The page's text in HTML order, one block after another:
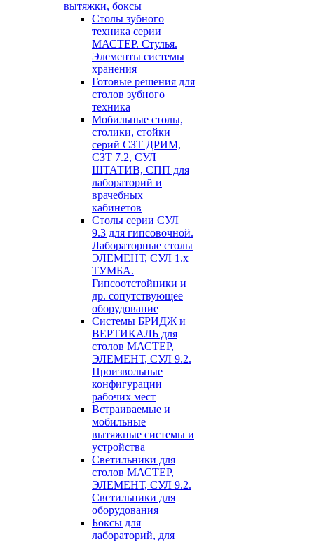
вытяжки, боксы
Столы зубного
техника серии
МАСТЕР. Стулья.
Элементы системы
хранения
Готовые решения для
столов зубного
техника
Мобильные столы,
столики, стойки
серий СЗТ ДРИМ,
СЗТ 7.2, СУЛ
ШТАТИВ, СПП для
лабораторий и
врачебных
кабинетов
Столы серии СУЛ
9.3 для гипсовочной.
Лабораторные столы
ЭЛЕМЕНТ, СУЛ 1.х
ТУМБА.
Гипсоотстойники и
др. сопутствующее
оборудование
Системы БРИДЖ и
ВЕРТИКАЛЬ для
столов МАСТЕР,
ЭЛЕМЕНТ, СУЛ 9.2.
Произвольные
конфигурации
рабочих мест
Встраиваемые и
мобильные
вытяжные системы и
устройства
Светильники для
столов МАСТЕР,
ЭЛЕМЕНТ, СУЛ 9.2.
Светильники для
оборудования
Боксы для
лабораторий, для